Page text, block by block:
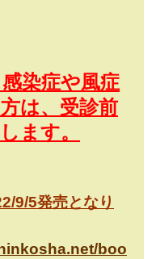
染症や風症
は、受診前
ます。
9/5発売となり
boo